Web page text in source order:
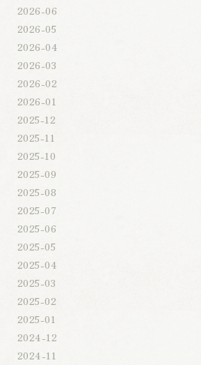
2026-06
2026-05
2026-04
2026-03
2026-02
2026-01
2025-12
2025-11
2025-10
2025-09
2025-08
2025-07
2025-06
2025-05
2025-04
2025-03
2025-02
2025-01
2024-12
2024-11